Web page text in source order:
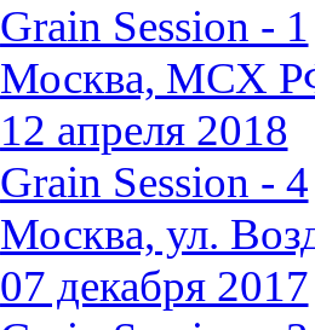
Grain Session - 1
Москва, МСХ
12 апреля 2018
Grain Session - 4
Москва, ул.
07 декабря 2017